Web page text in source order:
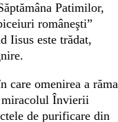
Patimilor,
româneşti”
Iisus este trădat,
care omenirea a
miracolul Învierii
de purificare din